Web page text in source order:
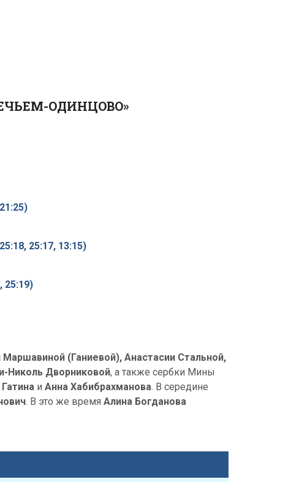
ОДИНЦОВО»
25:17, 13:15)
25:19)
Маршавиной (Ганиевой), Анастасии Стальной,
Николь Дворниковой, а также сербки Мины
и Анна Хабибрахманова. В середине
. В это же время Алина Богданова